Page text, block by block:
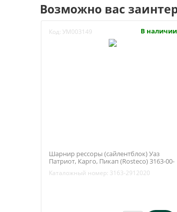
Возможно вас
Код: УМ003149 В наличии
Шарнир рессоры (сайлентблок) Уаз
Патриот, Карго, Пикап (Rosteco) 3163-00-
Каталожный номер: 3163-2912020